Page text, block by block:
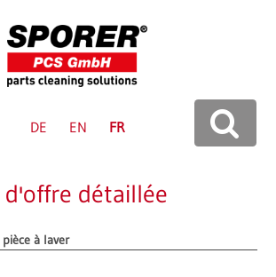
DE EN FR
détaillée
à laver